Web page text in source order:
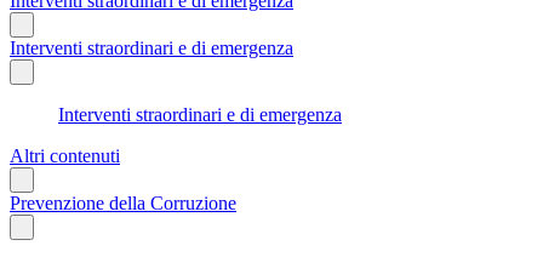
Interventi straordinari e di emergenza
Interventi straordinari e di emergenza
Altri contenuti
Prevenzione della Corruzione